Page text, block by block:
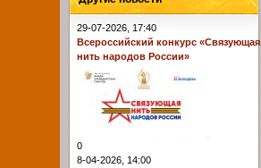
29-07-2026, 17:40
Всероссийский конкурс «Связующая
нить народов России»
0
8-04-2026, 14:00